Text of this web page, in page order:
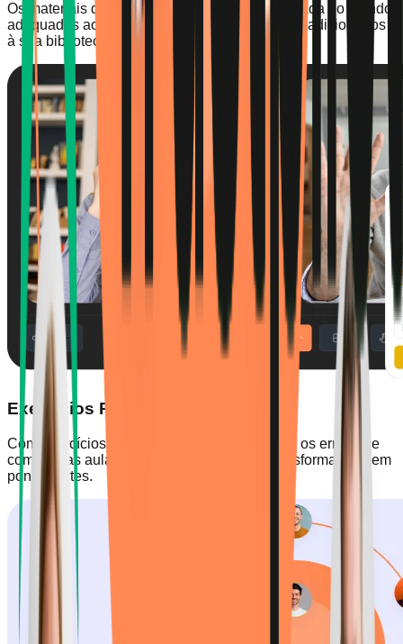
Os materiais da Oxford, a editora mais prestigiada do mundo,
adequados ao seu nível, são automaticamente adicionados
à sua biblioteca.
Exercícios Personalizados
Com exercícios criados especificamente para os erros que
comete nas aulas, os seus pontos fracos transformam-se em
pontos fortes.